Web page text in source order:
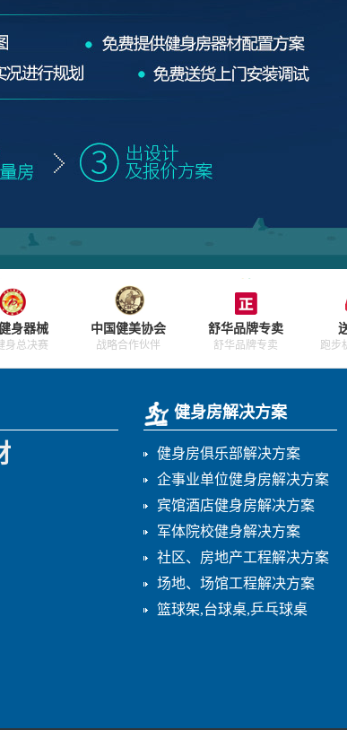
身器械
身总决赛
中国健美协会
战略合作伙伴
舒华品牌专卖
舒华品牌专卖 跑步
健身房解决方案
健身房俱乐部解决方案
企事业单位健身房解决方案
宾馆酒店健身房解决方案
军体院校健身解决方案
社区、房地产工程解决方案
场地、场馆工程解决方案
篮球架,台球桌,乒乓球桌